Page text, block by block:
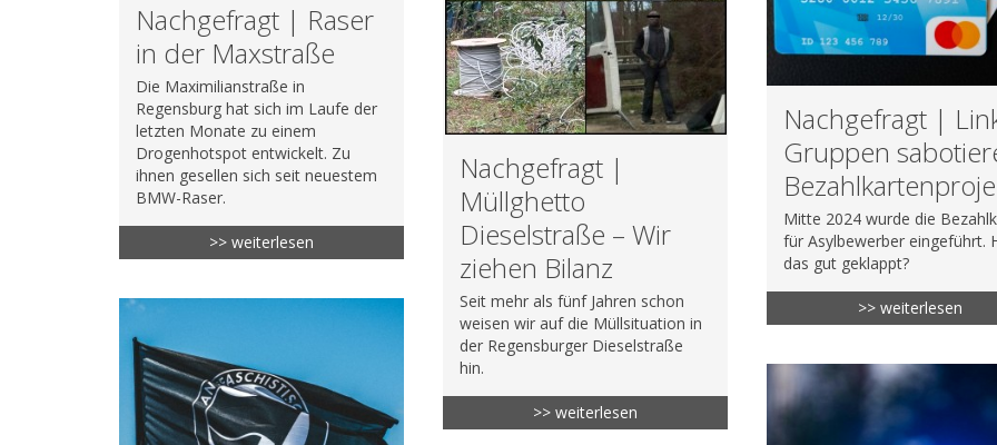
Nachgefragt | Raser
in der Maxstraße
Die Maximilianstraße in
Regensburg hat sich im Laufe der
letzten Monate zu einem
Drogenhotspot entwickelt. Zu
ihnen gesellen sich seit neuestem
BMW-Raser.
>> weiterlesen
Nachgefragt |
Müllghetto
Dieselstraße – Wir
ziehen Bilanz
Seit mehr als fünf Jahren schon
weisen wir auf die Müllsituation in
der Regensburger Dieselstraße
hin.
>> weiterlesen
Nachgefragt |
Gruppen
Mitte 2024 wurde die
für Asylbewerber eingeführt.
das gut geklappt?
>> weiterlesen